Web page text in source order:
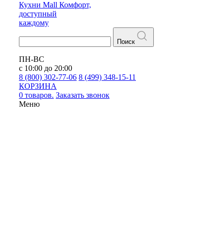
Кухни Mall Комфорт,
доступный
каждому
Поиск
ПН-ВС
с 10:00 до 20:00
8 (800) 302-77-06 8 (499) 348-15-11
КОРЗИНА
0 товаров. Заказать звонок
Меню